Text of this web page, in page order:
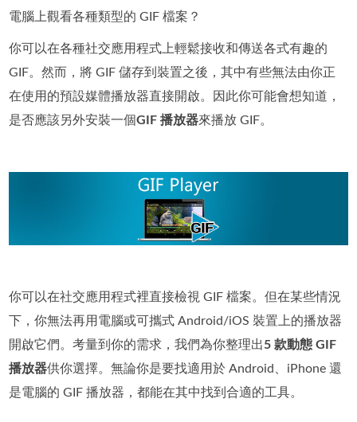
電腦上觀看各種類型的 GIF 檔案？
你可以在各種社交應用程式上輕鬆接收和傳送各式有趣的
GIF。然而，將 GIF 儲存到裝置之後，其中有些無法由你正
在使用的預設媒體播放器直接開啟。因此你可能會想知道，
是否應該另外安裝一個GIF 播放器來播放 GIF。
你可以在社交應用程式裡直接檢視 GIF 檔案。但在某些情況
下，你無法再用電腦或可攜式 Android/iOS 裝置上的播放器
開啟它們。考量到你的需求，我們為你整理出5 款動態 GIF
播放器供你選擇。無論你是要找適用於 Android、iPhone 還
是電腦的 GIF 播放器，都能在其中找到合適的工具。